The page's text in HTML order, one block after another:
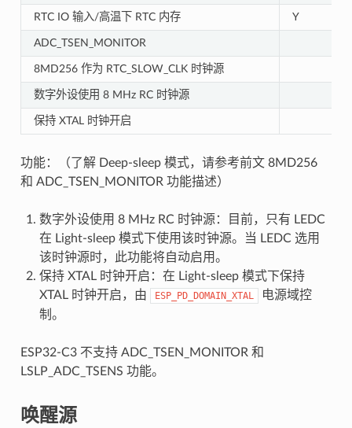
RTC IO 输入/高温下 RTC 内存 Y
ADC_TSEN_MONITOR
8MD256 作为 RTC_SLOW_CLK 时钟源
数字外设使用 8 MHz RC 时钟源
保持 XTAL 时钟开启
功能：（了解 Deep-sleep 模式，请参考前文 8MD256
和 ADC_TSEN_MONITOR 功能描述）
数字外设使用 8 MHz RC 时钟源：目前，只有 LEDC
在 Light-sleep 模式下使用该时钟源。当 LEDC 选用
该时钟源时，此功能将自动启用。
保持 XTAL 时钟开启：在 Light-sleep 模式下保持
XTAL 时钟开启，由
ESP_PD_DOMAIN_XTAL
电源域控
制。
ESP32-C3 不支持 ADC_TSEN_MONITOR 和
LSLP_ADC_TSENS 功能。
唤醒源